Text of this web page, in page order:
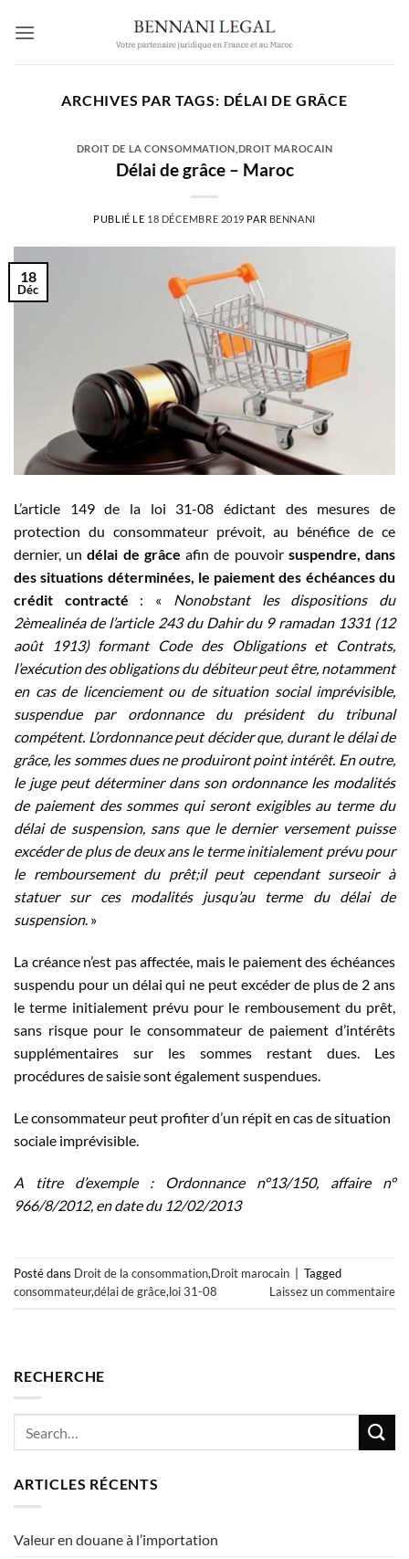
ARCHIVES PAR TAGS: DÉLAI DE GRÂCE
DROIT DE LA CONSOMMATION DROIT MAROCAIN
Délai de grâce – Maroc
PUBLIÉ LE 18 DÉCEMBRE 2019 PAR BENNANI
18
Déc
L’article 149 de la loi 31-08 édictant des mesures de
protection du consommateur prévoit, au bénéfice de ce
dernier, undélai de grâce afin de pouvoir suspendre, dans
des situations déterminées, le paiement des échéances du
crédit contracté : « Nonobstant les dispositions du
2èmealinéa de l’article 243 du Dahir du 9 ramadan 1331 (12
août 1913) formant Code des Obligations et Contrats,
l’exécution des obligations du débiteur peut être, notamment
en cas de licenciement ou de situation social imprévisible,
suspendue par ordonnance du président du tribunal
compétent. L’ordonnance peut décider que, durant le délai de
grâce, les sommes dues ne produiront point intérêt. En outre,
le juge peut déterminer dans son ordonnance les modalités
de paiement des sommes qui seront exigibles au terme du
délai de suspension, sans que le dernier versement puisse
excéder de plus de deux ans le terme initialement prévu pour
le remboursement du prêt;il peut cependant surseoir à
statuer sur ces modalités jusqu’au terme du délai de
suspension. »
La créance n’est pas affectée, mais le paiement des échéances
suspendu pour un délai qui ne peut excéder de plus de 2 ans
le terme initialement prévu pour le rembousement du prêt,
sans risque pour le consommateur de paiement d’intérêts
supplémentaires sur les sommes restant dues. Les
procédures de saisie sont également suspendues.
Le consommateur peut profiter d’un répit en cas de situation
sociale imprévisible.
A titre d’exemple : Ordonnance n°13/150, affaire n°
966/8/2012, en date du 12/02/2013
Posté dans Droit de la consommation,Droit marocain
Tagged
consommateur,délai de grâce,loi 31-08 Laissez un commentaire
RECHERCHE
ARTICLES RÉCENTS
Valeur en douane à l’importation